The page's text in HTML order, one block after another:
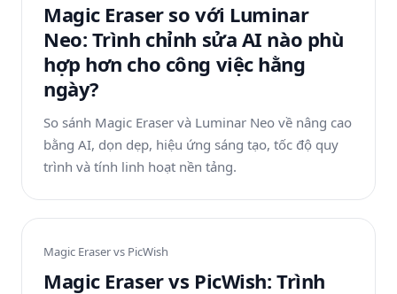
Magic Eraser so với Luminar
Neo: Trình chỉnh sửa AI nào phù
hợp hơn cho công việc hằng
ngày?
So sánh Magic Eraser và Luminar Neo về nâng cao
bằng AI, dọn dẹp, hiệu ứng sáng tạo, tốc độ quy
trình và tính linh hoạt nền tảng.
Magic Eraser vs PicWish
Magic Eraser vs PicWish: Trình